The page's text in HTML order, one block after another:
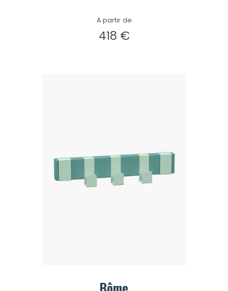
A partir de
418 €